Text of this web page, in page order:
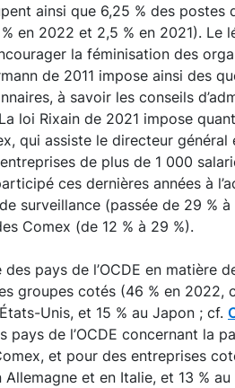
ainsi que 6,25 % des postes
en 2022 et 2,5 % en 2021). Le
la féminisation des
de 2011 impose ainsi des
à savoir les conseils
loi Rixain de 2021 impose
qui assiste le directeur général
de plus de 1 000
ces dernières années à
surveillance (passée de 29 %
Comex (de 12 % à 29 %).
pays de l’OCDE en matière
groupes cotés (46 % en 2022,
Unis, et 15 % au Japon ; cf.
de l’OCDE concernant la
et pour des entreprises
et en Italie, et 13 %